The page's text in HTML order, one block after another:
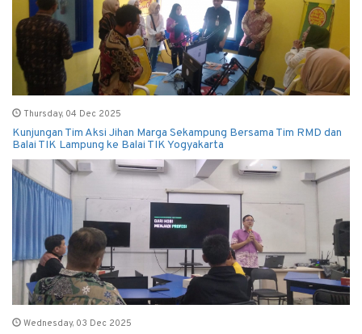
Thursday, 04 Dec 2025
Kunjungan Tim Aksi Jihan Marga Sekampung Bersama Tim RMD dan
Balai TIK Lampung ke Balai TIK Yogyakarta
Wednesday, 03 Dec 2025